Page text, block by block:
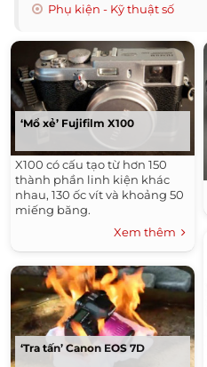
Phụ kiện - Kỹ thuật số
‘Mổ xẻ’ Fujifilm X100
X100 có cấu tạo từ hơn 150
thành phần linh kiện khác
nhau, 130 ốc vít và khoảng 50
miếng băng.
Xem thêm
‘Tra tấn’ Canon EOS 7D